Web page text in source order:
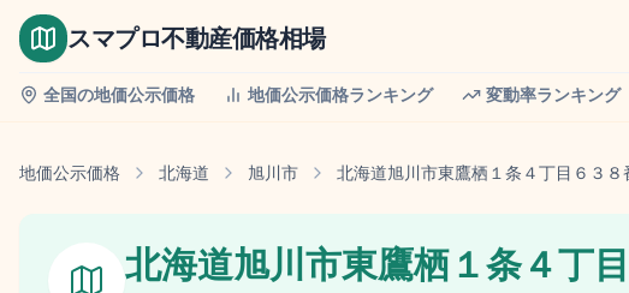
スマプロ不動産価格相場
全国の地価公示価格 地価公示価格ランキング 変動率ランキング
地価公示価格 北海道 旭川市 北海道旭川市東鷹栖１条４丁目６３８
北海道旭川市東鷹栖１条４丁